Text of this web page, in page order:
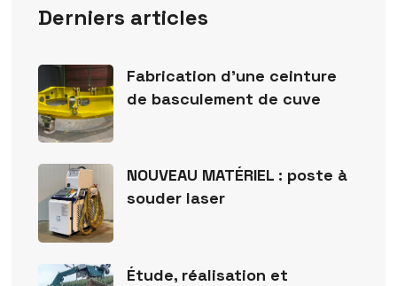
Derniers articles
Fabrication d’une ceinture
de basculement de cuve
NOUVEAU MATÉRIEL : poste à
souder laser
Étude, réalisation et